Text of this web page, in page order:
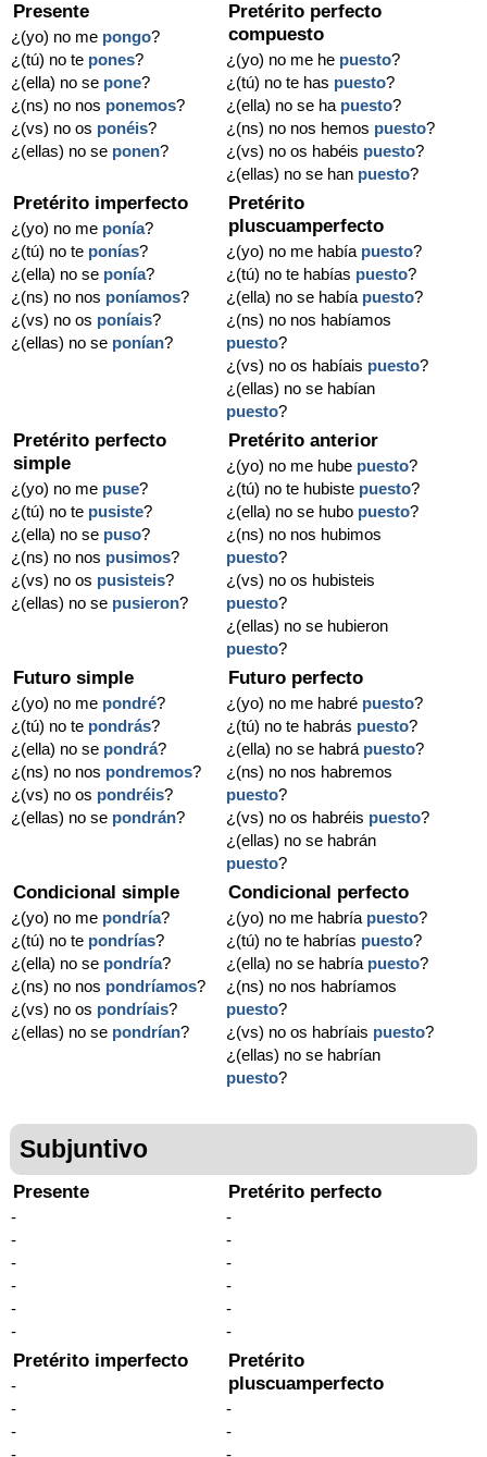
Presente
¿(yo) no me pongo?
¿(tú) no te pones?
¿(ella) no se pone?
¿(ns) no nos ponemos?
¿(vs) no os ponéis?
¿(ellas) no se ponen?
Pretérito perfecto
compuesto
¿(yo) no me he puesto?
¿(tú) no te has puesto?
¿(ella) no se ha puesto?
¿(ns) no nos hemos puesto?
¿(vs) no os habéis puesto?
¿(ellas) no se han puesto?
Pretérito imperfecto
¿(yo) no me ponía?
¿(tú) no te ponías?
¿(ella) no se ponía?
¿(ns) no nos poníamos?
¿(vs) no os poníais?
¿(ellas) no se ponían?
Pretérito
pluscuamperfecto
¿(yo) no me había puesto?
¿(tú) no te habías puesto?
¿(ella) no se había puesto?
¿(ns) no nos habíamos
puesto?
¿(vs) no os habíais puesto?
¿(ellas) no se habían
puesto?
Pretérito perfecto
simple
¿(yo) no me puse?
¿(tú) no te pusiste?
¿(ella) no se puso?
¿(ns) no nos pusimos?
¿(vs) no os pusisteis?
¿(ellas) no se pusieron?
Pretérito anterior
¿(yo) no me hube puesto?
¿(tú) no te hubiste puesto?
¿(ella) no se hubo puesto?
¿(ns) no nos hubimos
puesto?
¿(vs) no os hubisteis
puesto?
¿(ellas) no se hubieron
puesto?
Futuro simple
¿(yo) no me pondré?
¿(tú) no te pondrás?
¿(ella) no se pondrá?
¿(ns) no nos pondremos?
¿(vs) no os pondréis?
¿(ellas) no se pondrán?
Futuro perfecto
¿(yo) no me habré puesto?
¿(tú) no te habrás puesto?
¿(ella) no se habrá puesto?
¿(ns) no nos habremos
puesto?
¿(vs) no os habréis puesto?
¿(ellas) no se habrán
puesto?
Condicional simple
¿(yo) no me pondría?
¿(tú) no te pondrías?
¿(ella) no se pondría?
¿(ns) no nos pondríamos?
¿(vs) no os pondríais?
¿(ellas) no se pondrían?
Condicional perfecto
¿(yo) no me habría puesto?
¿(tú) no te habrías puesto?
¿(ella) no se habría puesto?
¿(ns) no nos habríamos
puesto?
¿(vs) no os habríais puesto?
¿(ellas) no se habrían
puesto?
Subjuntivo
Presente
-
-
-
-
-
-
Pretérito perfecto
-
-
-
-
-
-
Pretérito imperfecto
-
-
-
Pretérito
pluscuamperfecto
-
-